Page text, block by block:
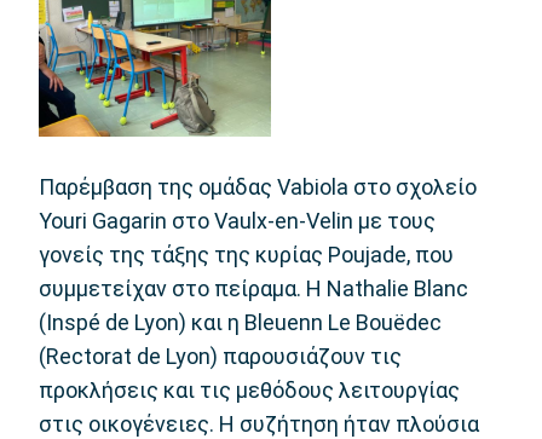
Παρέμβαση της ομάδας Vabiola στο σχολείο
Youri Gagarin στο Vaulx-en-Velin με τους
γονείς της τάξης της κυρίας Poujade, που
συμμετείχαν στο πείραμα. Η Nathalie Blanc
(Inspé de Lyon) και η Bleuenn Le Bouëdec
(Rectorat de Lyon) παρουσιάζουν τις
προκλήσεις και τις μεθόδους λειτουργίας
στις οικογένειες. Η συζήτηση ήταν πλούσια